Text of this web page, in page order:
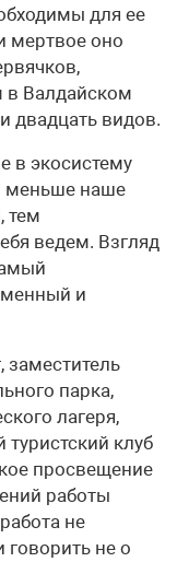
для ее
мертвое оно
в Валдайском
двадцать видов.
в экосистему
наше
тем
ведем. Взгляд
и
заместитель
парка,
лагеря,
клуб
просвещение
работы
не
не о